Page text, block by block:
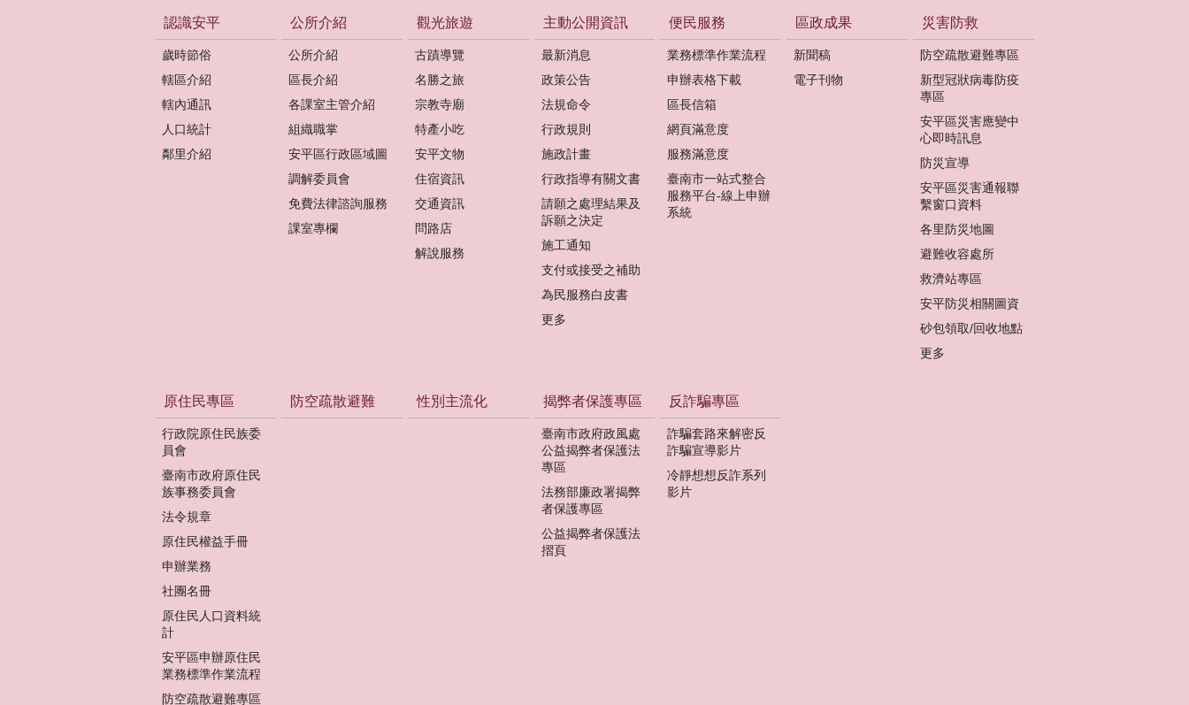
認識安平
歲時節俗
轄區介紹
轄內通訊
人口統計
鄰里介紹
公所介紹
公所介紹
區長介紹
各課室主管介紹
組織職掌
安平區行政區域圖
調解委員會
免費法律諮詢服務
課室專欄
觀光旅遊
古蹟導覽
名勝之旅
宗教寺廟
特產小吃
安平文物
住宿資訊
交通資訊
問路店
解說服務
主動公開資訊
最新消息
政策公告
法規命令
行政規則
施政計畫
行政指導有關文書
請願之處理結果及
訴願之決定
施工通知
支付或接受之補助
為民服務白皮書
更多
便民服務
業務標準作業流程
申辦表格下載
區長信箱
網頁滿意度
服務滿意度
臺南市一站式整合
服務平台-線上申辦
系統
區政成果
新聞稿
電子刊物
災害防救
防空疏散避難專區
新型冠狀病毒防疫
專區
安平區災害應變中
心即時訊息
防災宣導
安平區災害通報聯
繫窗口資料
各里防災地圖
避難收容處所
救濟站專區
安平防災相關圖資
砂包領取/回收地點
更多
原住民專區
行政院原住民族委
員會
臺南市政府原住民
族事務委員會
法令規章
原住民權益手冊
申辦業務
社團名冊
原住民人口資料統
計
安平區申辦原住民
業務標準作業流程
防空疏散避難專區
防空疏散避難 性別主流化 揭弊者保護專區
臺南市政府政風處
公益揭弊者保護法
專區
法務部廉政署揭弊
者保護專區
公益揭弊者保護法
摺頁
反詐騙專區
詐騙套路來解密反
詐騙宣導影片
冷靜想想反詐系列
影片